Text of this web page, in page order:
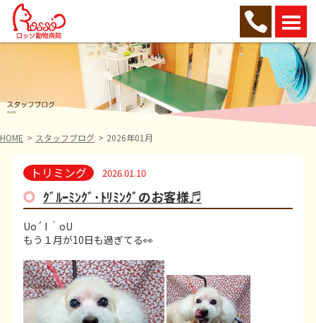
HOME スタッフブログ 2026年01月
トリミング 2026.01.10
ｸﾞﾙｰﾐﾝｸﾞ･ﾄﾘﾐﾝｸﾞのお客様♬
Uo´ I ｀oU
もう１月が10日も過ぎてる👀